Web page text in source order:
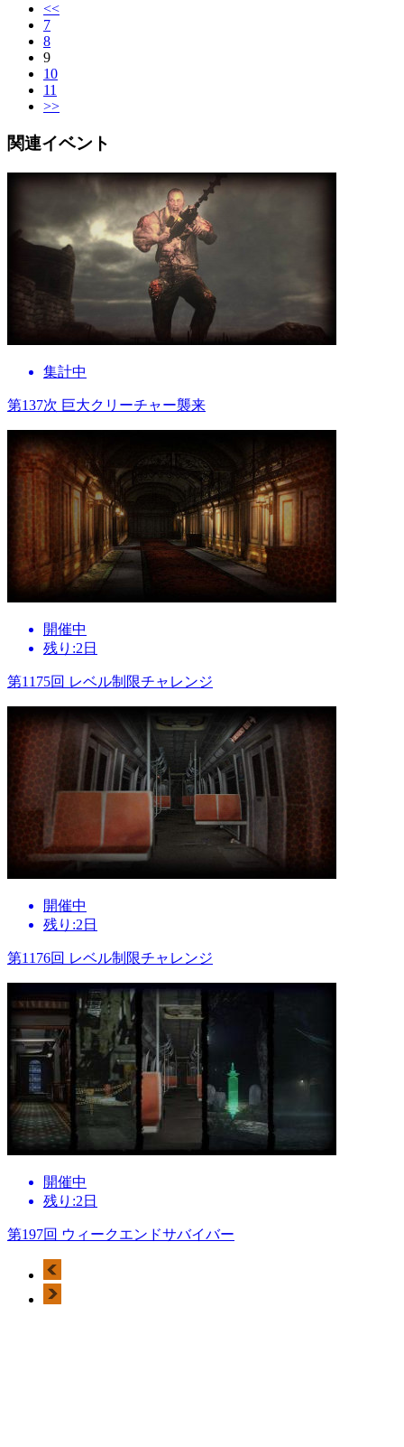
<<
7
8
9
10
11
>>
関連イベント
集計中
第137次 巨大クリーチャー襲来
開催中
残り:2日
第1175回 レベル制限チャレンジ
開催中
残り:2日
第1176回 レベル制限チャレンジ
開催中
残り:2日
第197回 ウィークエンドサバイバー